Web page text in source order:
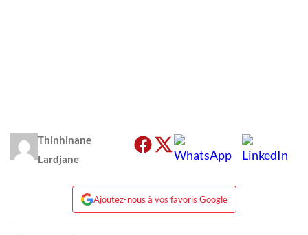
Thinhinane
Lardjane
Ajoutez-nous à vos favoris Google